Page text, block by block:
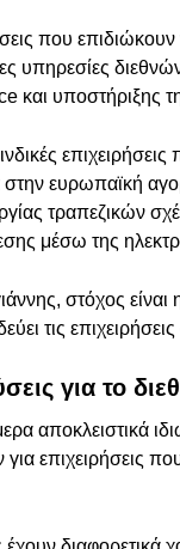
που
υπηρεσίες
και υποστήριξης
στην ευρωπαϊκή
τραπεζικών
μέσω της
στόχος
τις
για το
αποκλειστικά
επιχειρήσεις